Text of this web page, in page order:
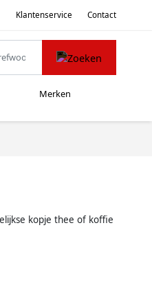
Klantenservice Contact
Merken
kopje thee of koffie